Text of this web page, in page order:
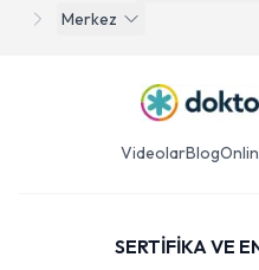
Merkez
VideolarBlog
SERTİFİKA VE